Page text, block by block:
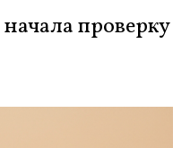
проверку